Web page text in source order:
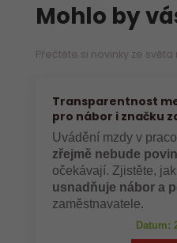
Mohlo by
Přečtěte si novinky ze
Transparentnost
pro nábor i značku
Uvádění mzdy v
zřejmě nebude
očekávají. Zjistěte,
usnadňuje nábor a
zaměstnavatele.
Datum: